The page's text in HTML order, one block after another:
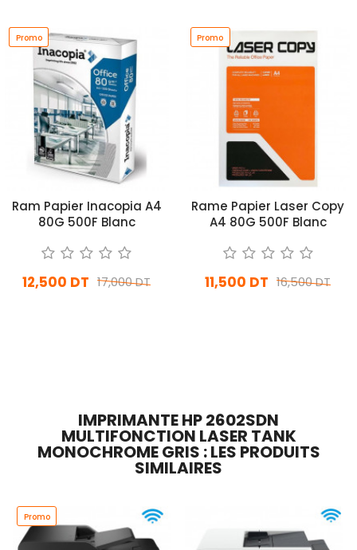
Promo
Promo
Ram Papier Inacopia A4
80G 500F Blanc
17,000 DT
12,500 DT
Promo
Rame Papier Laser Copy
A4 80G 500F Blanc
16,500 DT
11,500 DT
IMPRIMANTE HP 2602SDN
MULTIFONCTION LASER TANK
MONOCHROME GRIS : LES PRODUITS
SIMILAIRES
Promo